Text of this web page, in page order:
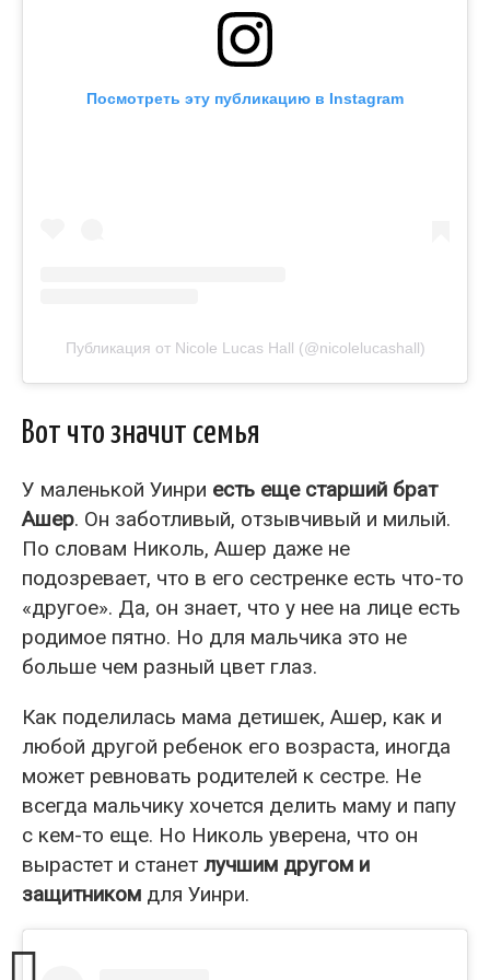
Посмотреть эту публикацию в Instagram
Публикация от Nicole Lucas Hall (@nicolelucashall)
Вот что значит семья
У маленькой Уинри есть еще старший брат
Ашер. Он заботливый, отзывчивый и милый.
По словам Николь, Ашер даже не
подозревает, что в его сестренке есть что-то
«другое». Да, он знает, что у нее на лице есть
родимое пятно. Но для мальчика это не
больше чем разный цвет глаз.
Как поделилась мама детишек, Ашер, как и
любой другой ребенок его возраста, иногда
может ревновать родителей к сестре. Не
всегда мальчику хочется делить маму и папу
с кем-то еще. Но Николь уверена, что он
вырастет и станет лучшим другом и
защитником для Уинри.